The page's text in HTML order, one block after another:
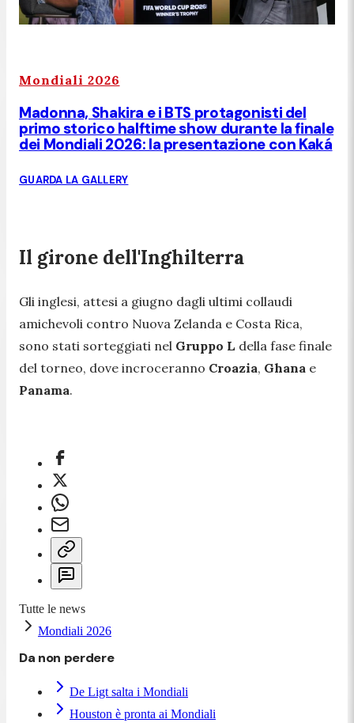
Mondiali 2026
Madonna, Shakira e i BTS protagonisti del
primo storico halftime show durante la finale
dei Mondiali 2026: la presentazione con Kaká
GUARDA LA GALLERY
Il girone dell'Inghilterra
Gli inglesi, attesi a giugno dagli ultimi collaudi
amichevoli contro Nuova Zelanda e Costa Rica,
sono stati sorteggiati nel Gruppo L della fase finale
del torneo, dove incroceranno Croazia, Ghana e
Panama.
Tutte le news
Mondiali 2026
Da non perdere
De Ligt salta i Mondiali
Houston è pronta ai Mondiali